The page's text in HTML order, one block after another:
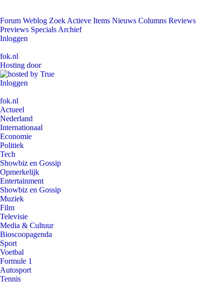
Forum Weblog Zoek Actieve Items Nieuws Columns Reviews
Previews Specials Archief
Inloggen
fok.nl
Hosting door
Inloggen
fok.nl
Actueel
Nederland
Internationaal
Economie
Politiek
Tech
Showbiz en Gossip
Opmerkelijk
Entertainment
Showbiz en Gossip
Muziek
Film
Televisie
Media & Cultuur
Bioscoopagenda
Sport
Voetbal
Formule 1
Autosport
Tennis